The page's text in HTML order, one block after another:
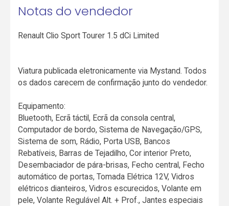
Notas do vendedor
Renault Clio Sport Tourer 1.5 dCi Limited
Viatura publicada eletronicamente via Mystand. Todos
os dados carecem de confirmação junto do vendedor.
Equipamento:
Bluetooth, Ecrã táctil, Ecrã da consola central,
Computador de bordo, Sistema de Navegação/GPS,
Sistema de som, Rádio, Porta USB, Bancos
Rebatíveis, Barras de Tejadilho, Cor interior Preto,
Desembaciador de pára-brisas, Fecho central, Fecho
automático de portas, Tomada Elétrica 12V, Vidros
elétricos dianteiros, Vidros escurecidos, Volante em
pele, Volante Regulável Alt. + Prof., Jantes especiais